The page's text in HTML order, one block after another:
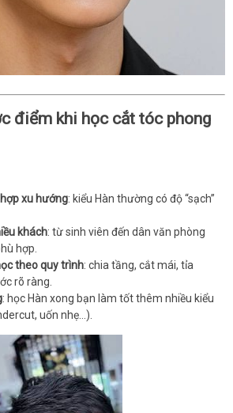
điểm khi học cắt tóc phong
xu hướng: kiểu Hàn thường có độ “sạch”
khách: từ sinh viên đến dân văn phòng
hợp.
theo quy trình: chia tầng, cắt mái, tỉa
rõ ràng.
: học Hàn xong bạn làm tốt thêm nhiều kiểu
uốn nhẹ…).